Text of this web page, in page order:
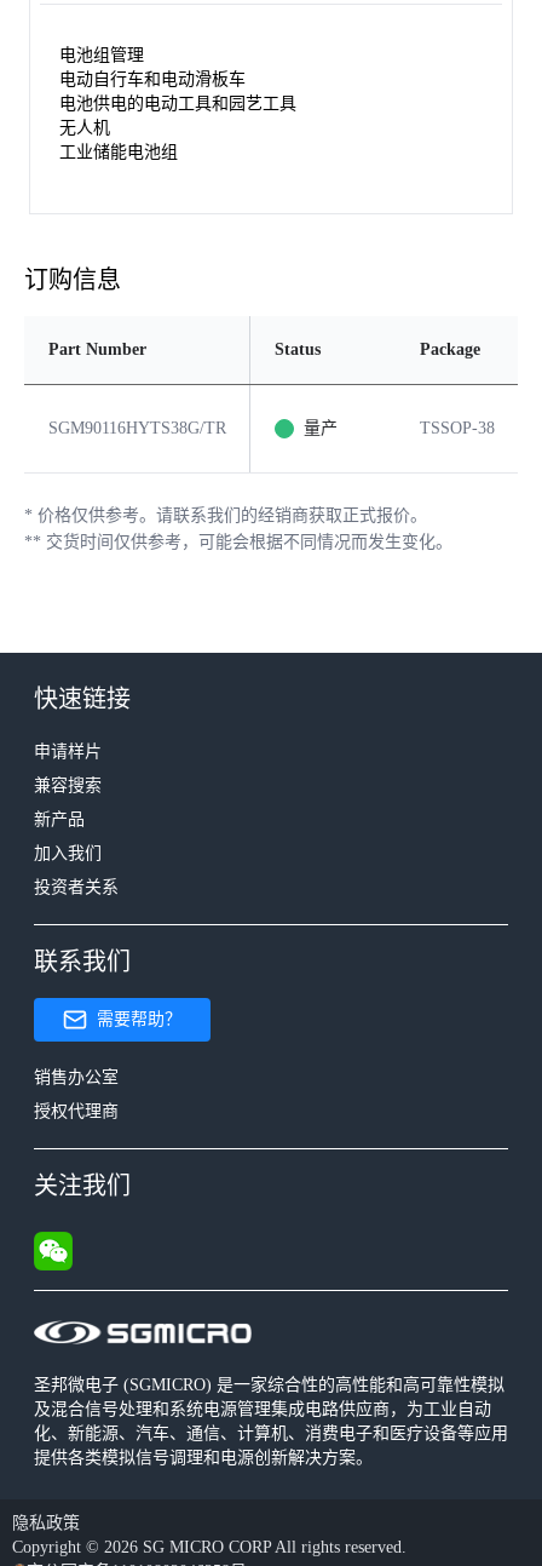
电池组管理
电动自行车和电动滑板车
电池供电的电动工具和园艺工具
无人机
工业储能电池组
订购信息
Part Number Status Package
SGM90116HYTS38G/TR 量产 TSSOP-38
* 价格仅供参考。请联系我们的经销商获取正式报价。
** 交货时间仅供参考，可能会根据不同情况而发生变化。
圣邦微电子 (SGMICRO) 是一家综合性的高性能和高可靠性模拟
及混合信号处理和系统电源管理集成电路供应商，为工业自动
化、新能源、汽车、通信、计算机、消费电子和医疗设备等应用
提供各类模拟信号调理和电源创新解决方案。
快速链接
申请样片
兼容搜索
新产品
加入我们
投资者关系
联系我们
需要帮助？
销售办公室
授权代理商
关注我们
隐私政策
Copyright © 2026 SG MICRO CORP All rights reserved.